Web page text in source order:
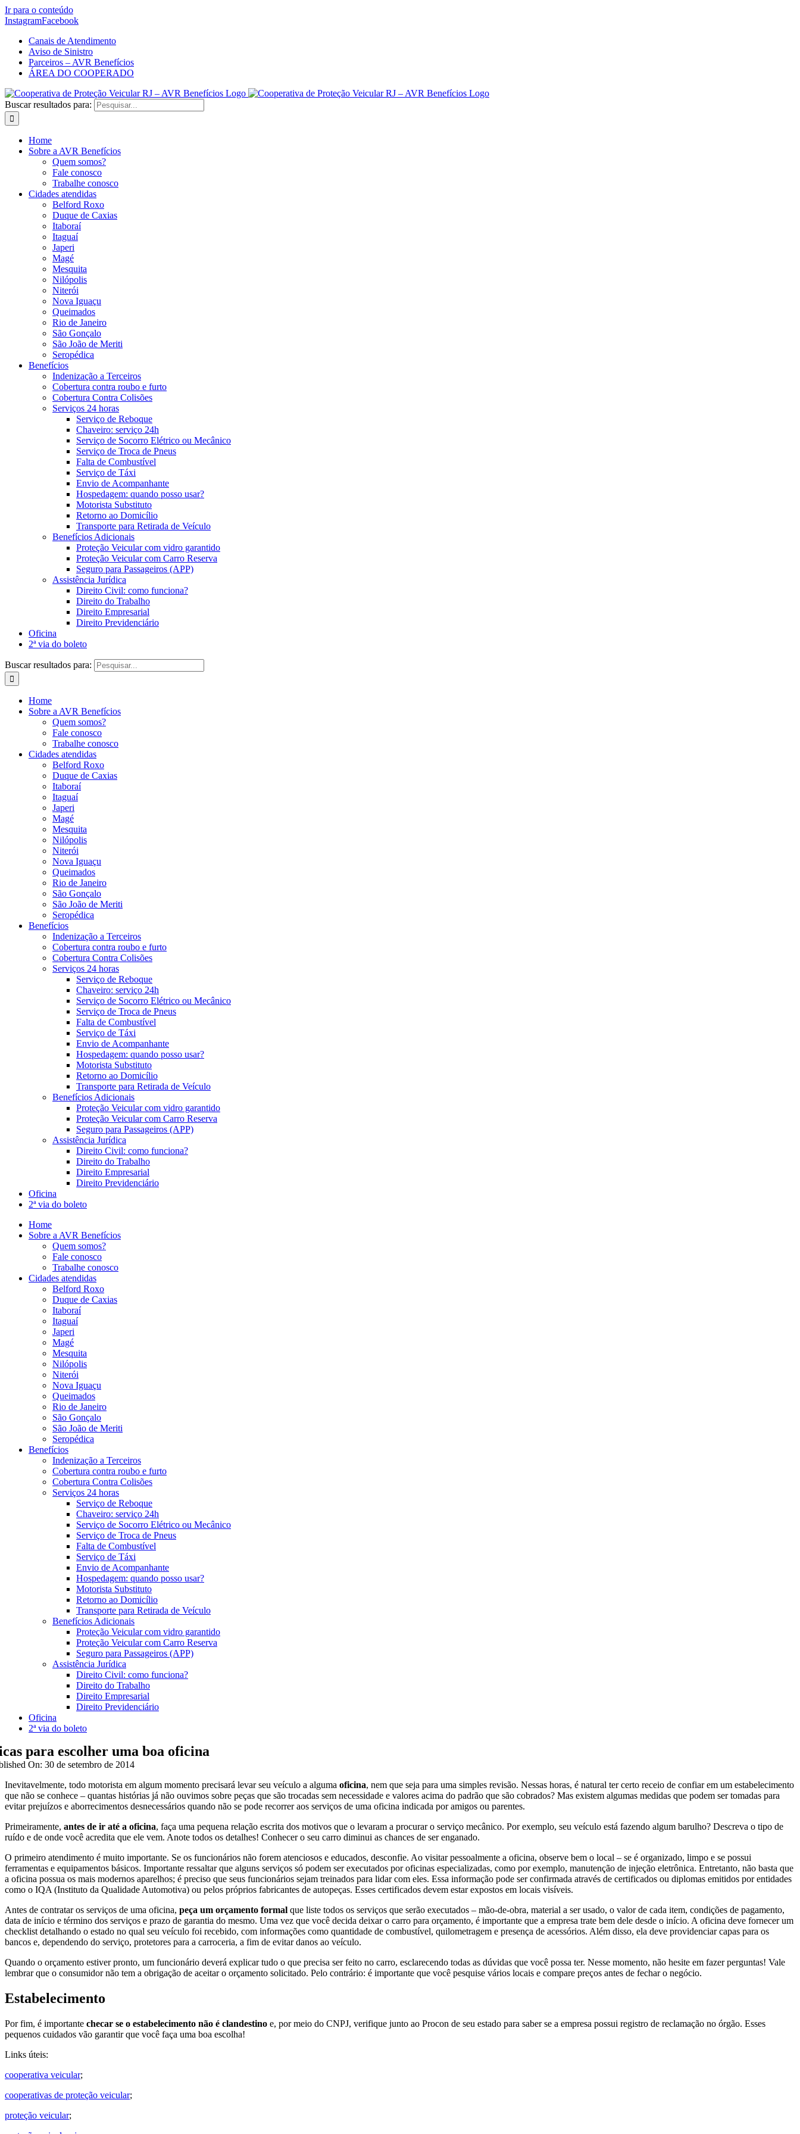
Ir para o conteúdo
InstagramFacebook
Canais de Atendimento
Aviso de Sinistro
Parceiros – AVR Benefícios
ÁREA DO COOPERADO
Buscar resultados para:
Home
Sobre a AVR Benefícios
Quem somos?
Fale conosco
Trabalhe conosco
Cidades atendidas
Belford Roxo
Duque de Caxias
Itaboraí
Itaguaí
Japeri
Magé
Mesquita
Nilópolis
Niterói
Nova Iguaçu
Queimados
Rio de Janeiro
São Gonçalo
São João de Meriti
Seropédica
Benefícios
Indenização a Terceiros
Cobertura contra roubo e furto
Cobertura Contra Colisões
Serviços 24 horas
Serviço de Reboque
Chaveiro: serviço 24h
Serviço de Socorro Elétrico ou Mecânico
Serviço de Troca de Pneus
Falta de Combustível
Serviço de Táxi
Envio de Acompanhante
Hospedagem: quando posso usar?
Motorista Substituto
Retorno ao Domicílio
Transporte para Retirada de Veículo
Benefícios Adicionais
Proteção Veicular com vidro garantido
Proteção Veicular com Carro Reserva
Seguro para Passageiros (APP)
Assistência Jurídica
Direito Civil: como funciona?
Direito do Trabalho
Direito Empresarial
Direito Previdenciário
Oficina
2ª via do boleto
Buscar resultados para:
Home
Sobre a AVR Benefícios
Quem somos?
Fale conosco
Trabalhe conosco
Cidades atendidas
Belford Roxo
Duque de Caxias
Itaboraí
Itaguaí
Japeri
Magé
Mesquita
Nilópolis
Niterói
Nova Iguaçu
Queimados
Rio de Janeiro
São Gonçalo
São João de Meriti
Seropédica
Benefícios
Indenização a Terceiros
Cobertura contra roubo e furto
Cobertura Contra Colisões
Serviços 24 horas
Serviço de Reboque
Chaveiro: serviço 24h
Serviço de Socorro Elétrico ou Mecânico
Serviço de Troca de Pneus
Falta de Combustível
Serviço de Táxi
Envio de Acompanhante
Hospedagem: quando posso usar?
Motorista Substituto
Retorno ao Domicílio
Transporte para Retirada de Veículo
Benefícios Adicionais
Proteção Veicular com vidro garantido
Proteção Veicular com Carro Reserva
Seguro para Passageiros (APP)
Assistência Jurídica
Direito Civil: como funciona?
Direito do Trabalho
Direito Empresarial
Direito Previdenciário
Oficina
2ª via do boleto
Home
Sobre a AVR Benefícios
Quem somos?
Fale conosco
Trabalhe conosco
Cidades atendidas
Belford Roxo
Duque de Caxias
Itaboraí
Itaguaí
Japeri
Magé
Mesquita
Nilópolis
Niterói
Nova Iguaçu
Queimados
Rio de Janeiro
São Gonçalo
São João de Meriti
Seropédica
Benefícios
Indenização a Terceiros
Cobertura contra roubo e furto
Cobertura Contra Colisões
Serviços 24 horas
Serviço de Reboque
Chaveiro: serviço 24h
Serviço de Socorro Elétrico ou Mecânico
Serviço de Troca de Pneus
Falta de Combustível
Serviço de Táxi
Envio de Acompanhante
Hospedagem: quando posso usar?
Motorista Substituto
Retorno ao Domicílio
Transporte para Retirada de Veículo
Benefícios Adicionais
Proteção Veicular com vidro garantido
Proteção Veicular com Carro Reserva
Seguro para Passageiros (APP)
Assistência Jurídica
Direito Civil: como funciona?
Direito do Trabalho
Direito Empresarial
Direito Previdenciário
Oficina
2ª via do boleto
para escolher uma boa oficina
On: 30 de setembro de 2014
Inevitavelmente, todo motorista em algum momento precisará levar seu veículo a alguma oficina, nem que seja para uma simples revisão. Nessas horas, é natural ter certo receio de confiar em um estabelecimento
que não se conhece – quantas histórias já não ouvimos sobre peças que são trocadas sem necessidade e valores acima do padrão que são cobrados? Mas existem algumas medidas que podem ser tomadas para
evitar prejuízos e aborrecimentos desnecessários quando não se pode recorrer aos serviços de uma oficina indicada por amigos ou parentes.
Primeiramente, antes de ir até a oficina, faça uma pequena relação escrita dos motivos que o levaram a procurar o serviço mecânico. Por exemplo, seu veículo está fazendo algum barulho? Descreva o tipo de
ruído e de onde você acredita que ele vem. Anote todos os detalhes! Conhecer o seu carro diminui as chances de ser enganado.
O primeiro atendimento é muito importante. Se os funcionários não forem atenciosos e educados, desconfie. Ao visitar pessoalmente a oficina, observe bem o local – se é organizado, limpo e se possui
ferramentas e equipamentos básicos. Importante ressaltar que alguns serviços só podem ser executados por oficinas especializadas, como por exemplo, manutenção de injeção eletrônica. Entretanto, não basta que
a oficina possua os mais modernos aparelhos; é preciso que seus funcionários sejam treinados para lidar com eles. Essa informação pode ser confirmada através de certificados ou diplomas emitidos por entidades
como o IQA (Instituto da Qualidade Automotiva) ou pelos próprios fabricantes de autopeças. Esses certificados devem estar expostos em locais visíveis.
Antes de contratar os serviços de uma oficina, peça um orçamento formal que liste todos os serviços que serão executados – mão-de-obra, material a ser usado, o valor de cada item, condições de pagamento,
data de início e término dos serviços e prazo de garantia do mesmo. Uma vez que você decida deixar o carro para orçamento, é importante que a empresa trate bem dele desde o início. A oficina deve fornecer um
checklist detalhando o estado no qual seu veículo foi recebido, com informações como quantidade de combustível, quilometragem e presença de acessórios. Além disso, ela deve providenciar capas para os
bancos e, dependendo do serviço, protetores para a carroceria, a fim de evitar danos ao veículo.
Quando o orçamento estiver pronto, um funcionário deverá explicar tudo o que precisa ser feito no carro, esclarecendo todas as dúvidas que você possa ter. Nesse momento, não hesite em fazer perguntas! Vale
lembrar que o consumidor não tem a obrigação de aceitar o orçamento solicitado. Pelo contrário: é importante que você pesquise vários locais e compare preços antes de fechar o negócio.
Estabelecimento
Por fim, é importante checar se o estabelecimento não é clandestino e, por meio do CNPJ, verifique junto ao Procon de seu estado para saber se a empresa possui registro de reclamação no órgão. Esses
pequenos cuidados vão garantir que você faça uma boa escolha!
Links úteis:
cooperativa veicular;
cooperativas de proteção veicular;
proteção veicular;